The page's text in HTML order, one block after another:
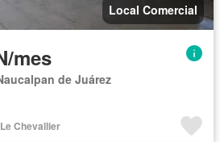
Local Comercial
mes
de Juárez
Chevallier